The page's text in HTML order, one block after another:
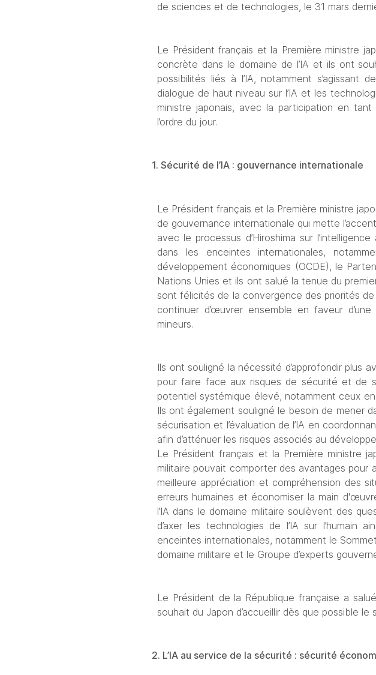
de sciences et de technologies, le 31 mars
Le Président français et la Première ministre
concrète dans le domaine de l’IA et ils ont
possibilités liés à l’IA, notamment s’agissant
dialogue de haut niveau sur l’IA et les
ministre japonais, avec la participation en
l’ordre du jour.
1. Sécurité de l’IA : gouvernance internationale
Le Président français et la Première ministre
de gouvernance internationale qui mette
avec le processus d’Hiroshima sur
dans les enceintes internationales,
développement économiques (OCDE), le
Nations Unies et ils ont salué la tenue du
sont félicités de la convergence des priorités
continuer d’œuvrer ensemble en faveur
mineurs.
Ils ont souligné la nécessité d’approfondir plus
pour faire face aux risques de sécurité et de
potentiel systémique élevé, notamment ceux
Ils ont également souligné le besoin de mener
sécurisation et l’évaluation de l’IA en
afin d’atténuer les risques associés au
Le Président français et la Première ministre
militaire pouvait comporter des avantages pour
meilleure appréciation et compréhension des
erreurs humaines et économiser la main
l’IA dans le domaine militaire soulèvent des
d’axer les technologies de l’IA sur
enceintes internationales, notamment le
domaine militaire et le Groupe d’experts
Le Président de la République française a
souhait du Japon d’accueillir dès que possible le
2. L’IA au service de la sécurité : sécurité